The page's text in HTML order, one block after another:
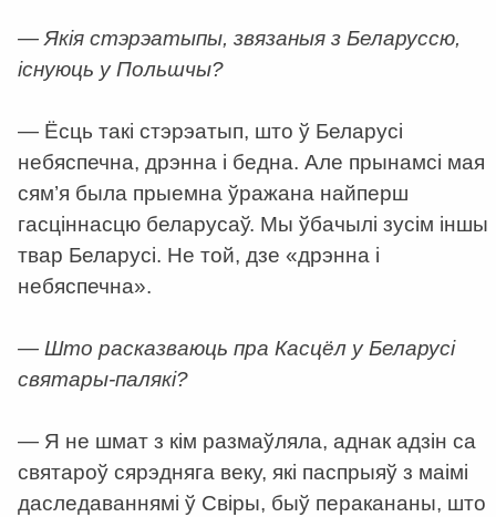
— Якія стэрэатыпы, звязаныя з Беларуссю,
існуюць у Польшчы?
— Ёсць такі стэрэатып, што ў Беларусі
небяспечна, дрэнна і бедна. Але прынамсі мая
сям’я была прыемна ўражана найперш
гасціннасцю беларусаў. Мы ўбачылі зусім іншы
твар Беларусі. Не той, дзе «дрэнна і
небяспечна».
— Што расказваюць пра Касцёл у Беларусі
святары-палякі?
— Я не шмат з кім размаўляла, аднак адзін са
святароў сярэдняга веку, які паспрыяў з маімі
даследаваннямі ў Свіры, быў перакананы, што